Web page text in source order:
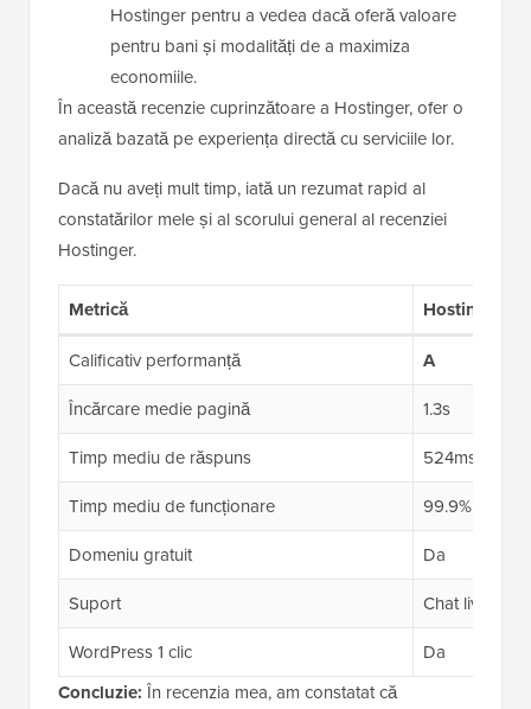
Hostinger pentru a vedea dacă oferă valoare
pentru bani și modalități de a maximiza
economiile.
În această recenzie cuprinzătoare a Hostinger, ofer o
analiză bazată pe experiența directă cu serviciile lor.
Dacă nu aveți mult timp, iată un rezumat rapid al
constatărilor mele și al scorului general al recenziei
Hostinger.
Metrică
Hostinger
Calificativ performanță
A
Încărcare medie pagină
1.3s
Timp mediu de răspuns
524ms
Timp mediu de funcționare
99.9%
Domeniu gratuit
Da
Suport
Chat live 24/7
WordPress 1 clic
Da
Concluzie: În recenzia mea, am constatat că